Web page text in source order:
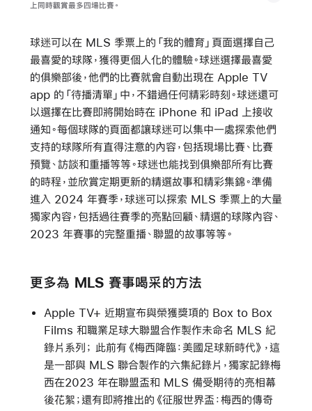
上同時觀賞最多四場比賽。
球迷可以在 MLS 季票上的「我的體育」頁面選擇自己
最喜愛的球隊，獲得更個人化的體驗。球迷選擇最喜愛
的俱樂部後，他們的比賽就會自動出現在 Apple TV
app 的「待播清單」中，不錯過任何精彩時刻。球迷還可
以選擇在比賽即將開始時在 iPhone 和 iPad 上接收
通知。每個球隊的頁面都讓球迷可以集中一處探索他們
支持的球隊所有直得注意的內容，包括現場比賽、比賽
預覽、訪談和重播等等。球迷也能找到俱樂部所有比賽
的時程，並欣賞定期更新的精選故事和精彩集錦。準備
進入 2024 年賽季，球迷可以探索 MLS 季票上的大量
獨家內容，包括過往賽季的亮點回顧、精選的球隊內容、
2023 年賽事的完整重播、聯盟的故事等等。
更多為 MLS 賽事喝采的方法
Apple TV+ 近期宣布與榮獲獎項的 Box to Box
Films 和職業足球大聯盟合作製作未命名 MLS 紀
錄片系列； 此前有《梅西降臨：美國足球新時代》 ，這
是一部與 MLS 聯合製作的六集紀錄片，獨家記錄梅
西在2023 年在聯盟盃和 MLS 備受期待的亮相幕
後花絮；還有即將推出的 《征服世界盃：梅西的傳奇